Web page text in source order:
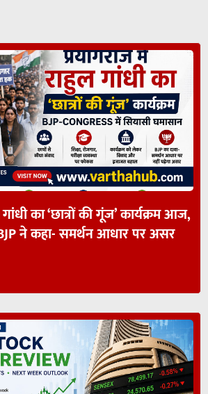
का ‘छात्रों की गूंज’ कार्यक्रम आज,
ने कहा- समर्थन आधार पर असर